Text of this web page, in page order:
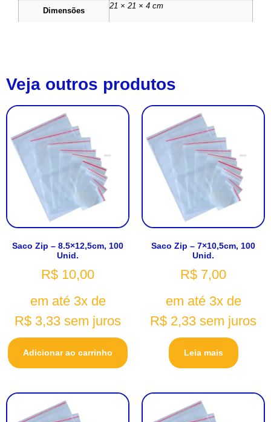
Dimensões
21 × 21 × 4 cm
Veja outros produtos
Saco Zip – 8.5×12,5cm, 100
Unid.
R$ 10,00
em até 3x de
R$ 3,33 sem juros
Adicionar ao carrinho
Saco Zip – 7×10,5cm, 100
Unid.
R$ 7,00
em até 3x de
R$ 2,33 sem juros
Leia mais